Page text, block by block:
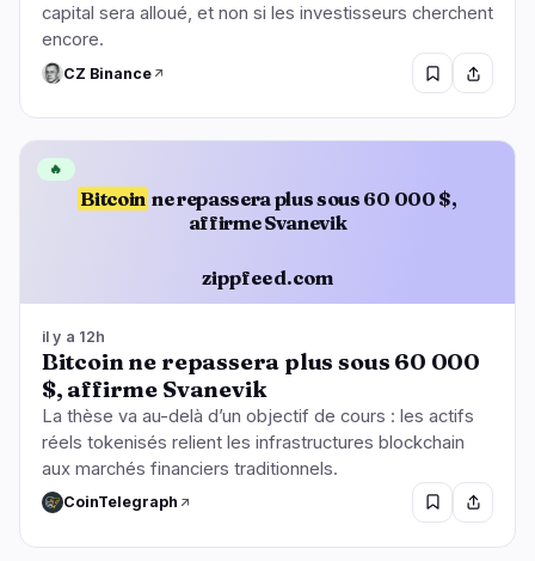
capital sera alloué, et non si les investisseurs cherchent
encore.
CZ Binance
Bitcoin ne repassera plus sous 60 000 $,
affirme Svanevik
zippfeed.com
🔥
il y a 12h
Bitcoin ne repassera plus sous 60 000
$, affirme Svanevik
La thèse va au-delà d’un objectif de cours : les actifs
réels tokenisés relient les infrastructures blockchain
aux marchés financiers traditionnels.
CoinTelegraph